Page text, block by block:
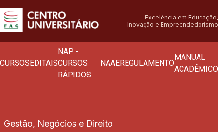
Excelência em Educação,
Inovação e Empreendedorismo
CURSOSEDITAIS
NAP -
CURSOS
RÁPIDOS
NAAEREGULAMENTOMANUAL
ACADÊMICO
Gestão, Negócios e Direito